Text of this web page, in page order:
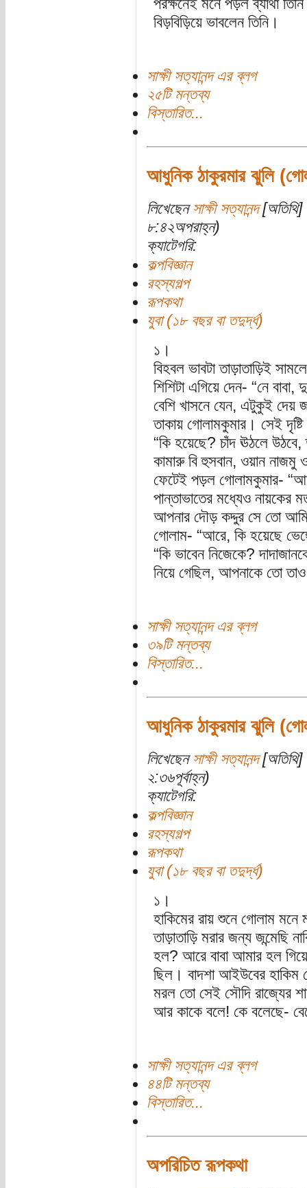
পরক্ষনেই মনে পড়ল ব্যাথা
বিড়বিড়িয়ে ভাবলেন তিনি।
সাক্ষী সত্যানন্দ এর ব্লগ
২৫টি মন্তব্য
বিস্তারিত...
আধুনিক ঠাকুরমার ঝুলি
লিখেছেন সাক্ষী সত্যানন্দ[অতিথি]
৮:৪২অপরাহ্ন)
ক্যাটেগরি:
কল্পবিজ্ঞান
রহস্যগল্প
রূপকথা
যুবা (১৮ বছর বা তদুর্দ্ধ)
১।
বিহবল ভাবটা তাড়াতাড়িই
শিশিটা এগিয়ে দেন- “নে বাবা,
বেশি খাসনে যেন, এটুকুই দেয়
তাকায় গোলামকুমার। সেই
“কি হয়েছে? চাঁদ ঊঠলে
কামারু বি হুসবান, ওয়ান নাজমু
ফেটেই পড়ল গোলামকুমার-
পান্তাভাতের মধ্যেও
আপনার দৌড় কদ্দুর সে তো
গোলাম- “আরে, কি হয়েছে
“কি ভাবেন নিজেকে?
নিয়ে গেছিল, আপনাকে তো
সাক্ষী সত্যানন্দ এর ব্লগ
৩৯টি মন্তব্য
বিস্তারিত...
আধুনিক ঠাকুরমার ঝুলি
লিখেছেন সাক্ষী সত্যানন্দ[অতিথি]
২:৩৬পূর্বাহ্ন)
ক্যাটেগরি:
কল্পবিজ্ঞান
রহস্যগল্প
রূপকথা
যুবা (১৮ বছর বা তদুর্দ্ধ)
১।
হাকিমের রায় শুনে গোলাম
তাড়াতাড়ি মরার জন্য জন্মেছি
হল? আরে বাবা আমার হল
ছিল। বাদশা আইউবের হাকিম
মরল তো সেই সৌদি রাজ্যের
আর কাকে বলে! কে বলেছে-
সাক্ষী সত্যানন্দ এর ব্লগ
৪৪টি মন্তব্য
বিস্তারিত...
অপরিচিত রূপকথা